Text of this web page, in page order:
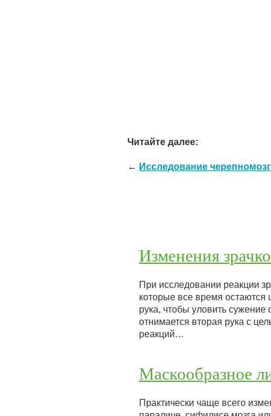
Читайте далее:
← Исследование
Изменения
При исследовании реакции
которые все время
рука, чтобы уловить сужение
отнимается вторая рука с
реакций…
Маскообразное
Практически чаще всего